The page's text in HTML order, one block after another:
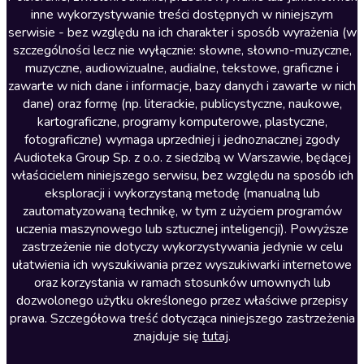
Literatura faktu
Literatura obyczajowa
Literatura piękna obca
Literatura piękna polska
Nagrania relaksacyjne
Nauka języków
Nauki humanistyczne
Podcasty i audycje
Polityka
Prasa
Religia
Romans
inne wykorzystywanie treści dostępnych w niniejszym
serwisie - bez względu na ich charakter i sposób wyrażenia (w
szczególności lecz nie wyłącznie: słowne, słowno-muzyczne,
muzyczne, audiowizualne, audialne, tekstowe, graficzne i
zawarte w nich dane i informacje, bazy danych i zawarte w nich
dane) oraz formę (np. literackie, publicystyczne, naukowe,
kartograficzne, programy komputerowe, plastyczne,
fotograficzne) wymaga uprzedniej i jednoznacznej zgody
Audioteka Group Sp. z o.o. z siedzibą w Warszawie, będącej
właścicielem niniejszego serwisu, bez względu na sposób ich
eksploracji i wykorzystaną metodę (manualną lub
zautomatyzowaną technikę, w tym z użyciem programów
uczenia maszynowego lub sztucznej inteligencji). Powyższe
zastrzeżenie nie dotyczy wykorzystywania jedynie w celu
ułatwienia ich wyszukiwania przez wyszukiwarki internetowe
oraz korzystania w ramach stosunków umownych lub
dozwolonego użytku określonego przez właściwe przepisy
prawa. Szczegółowa treść dotycząca niniejszego zastrzeżenia
znajduje się tutaj.